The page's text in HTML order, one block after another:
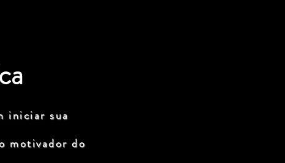
iniciar sua
motivador do